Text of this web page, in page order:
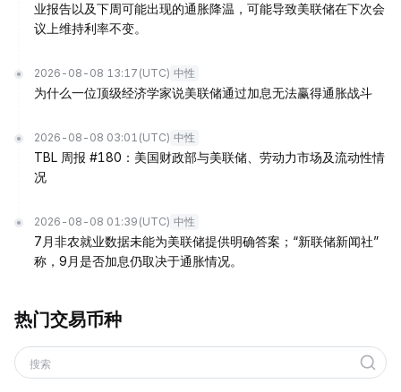
业报告以及下周可能出现的通胀降温，可能导致美联储在下次会
议上维持利率不变。
2026-08-08 13:17 (UTC) 中性
为什么一位顶级经济学家说美联储通过加息无法赢得通胀战斗
2026-08-08 03:01 (UTC) 中性
TBL 周报 #180：美国财政部与美联储、劳动力市场及流动性情
况
2026-08-08 01:39 (UTC) 中性
7月非农就业数据未能为美联储提供明确答案；“新联储新闻社”
称，9月是否加息仍取决于通胀情况。
热门交易币种
搜索